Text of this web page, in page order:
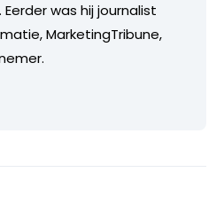
was hij journalist
MarketingTribune,